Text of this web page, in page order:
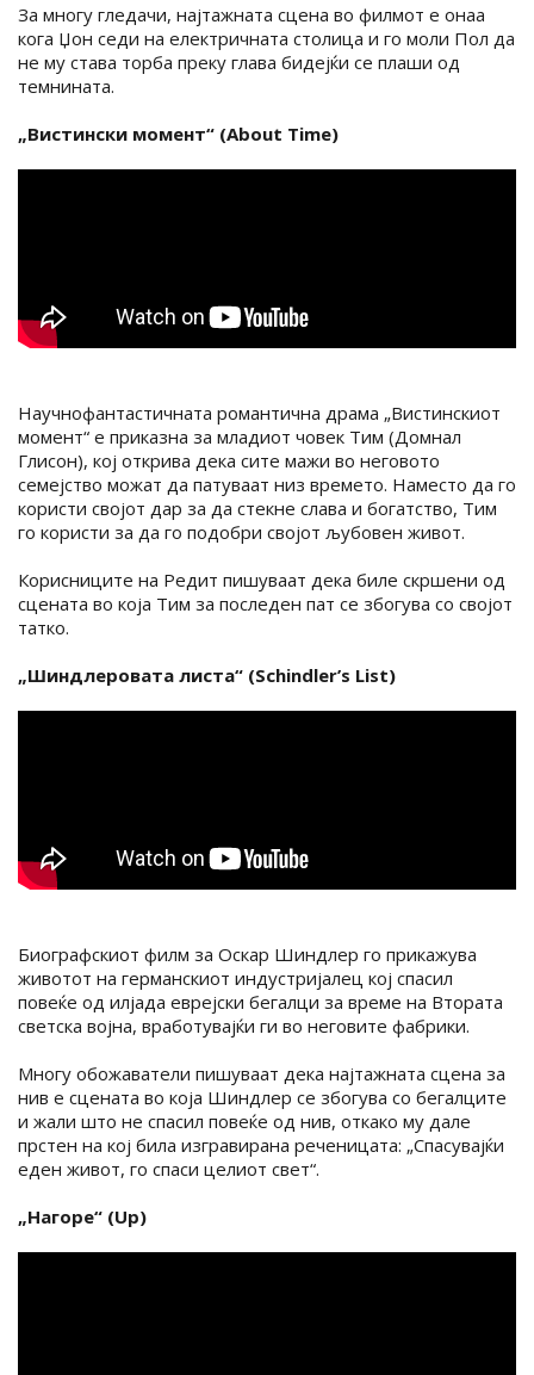
За многу гледачи, најтажната сцена во филмот е онаа
кога Џон седи на електричната столица и го моли Пол да
не му става торба преку глава бидејќи се плаши од
темнината.
„Вистински момент“ (About Time)
Научнофантастичната романтична драма „Вистинскиот
момент“ е приказна за младиот човек Тим (Домнал
Глисон), кој открива дека сите мажи во неговото
семејство можат да патуваат низ времето. Наместо да го
користи својот дар за да стекне слава и богатство, Тим
го користи за да го подобри својот љубовен живот.
Корисниците на Редит пишуваат дека биле скршени од
сцената во која Тим за последен пат се збогува со својот
татко.
„Шиндлеровата листа“ (Schindler’s List)
Биографскиот филм за Оскар Шиндлер го прикажува
животот на германскиот индустријалец кој спасил
повеќе од илјада еврејски бегалци за време на Втората
светска војна, вработувајќи ги во неговите фабрики.
Многу обожаватели пишуваат дека најтажната сцена за
нив е сцената во која Шиндлер се збогува со бегалците
и жали што не спасил повеќе од нив, откако му дале
прстен на кој била изгравирана реченицата: „Спасувајќи
еден живот, го спаси целиот свет“.
„Нагоре“ (Up)